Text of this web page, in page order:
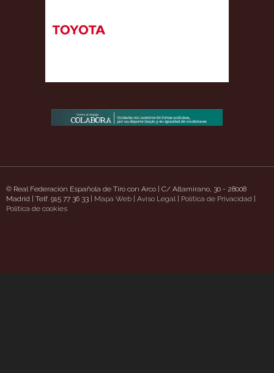
© Real Federación Española de Tiro con Arco | C/ Altamirano, 30 - 28008
Madrid | Telf. 915 77 36 33 | Mapa Web Aviso Legal| Política de Privacidad
Política de cookies
https://www.uavpioneers.com/